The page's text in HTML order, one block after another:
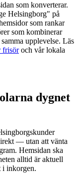
som konverterar.
Helsingborg" på
som rankar
som kombinerar
upplevelse. Läs
frisör och vår lokala
dygnet
— utan att vänta
Hemsidan ska
alltid är aktuell
i inkorgen.